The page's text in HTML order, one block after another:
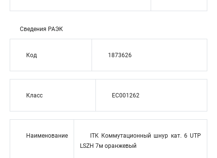
Сведения РАЭК
Код 1873626
Класс EC001262
Наименование
ITK Коммутационный шнур кат. 6 UTP
LSZH 7м оранжевый